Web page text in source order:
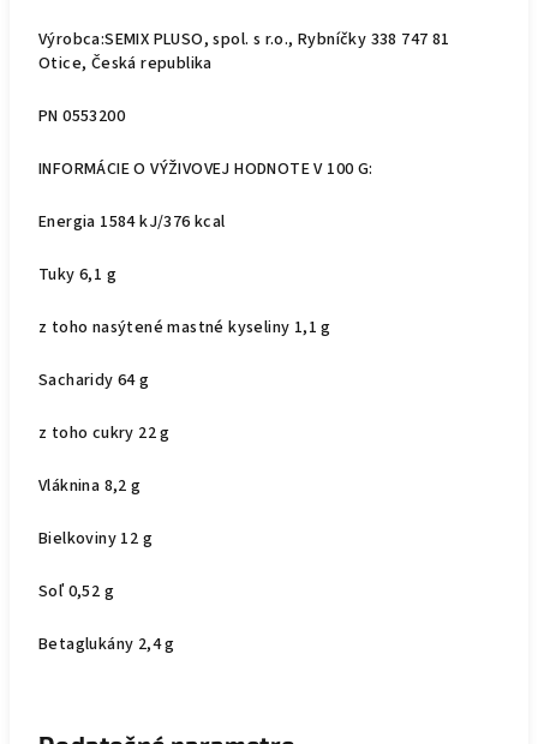
Výrobca:SEMIX PLUSO, spol. s r.o., Rybníčky 338 747 81
Otice, Česká republika
PN 0553200
INFORMÁCIE O VÝŽIVOVEJ HODNOTE V 100 G:
Energia 1584 kJ/376 kcal
Tuky 6,1 g
z toho nasýtené mastné kyseliny 1,1 g
Sacharidy 64 g
z toho cukry 22 g
Vláknina 8,2 g
Bielkoviny 12 g
Soľ 0,52 g
Betaglukány 2,4 g